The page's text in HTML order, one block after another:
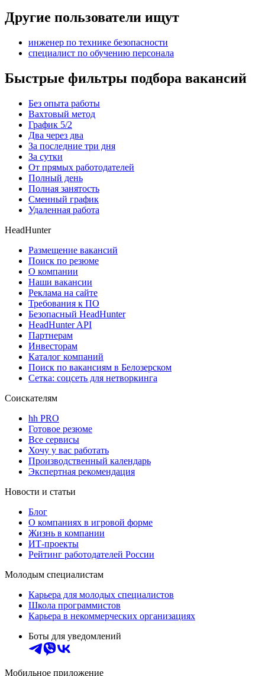
Другие пользователи ищут
инженер по технике безопасности
специалист по обучению персонала
Быстрые фильтры подбора вакансий
Без опыта работы
Вахтовый метод
График 5/2
Два через два
За последние три дня
За сутки
От прямых работодателей
Полный день
Полная занятость
Сменный график
Удаленная работа
HeadHunter
Размещение вакансий
Поиск по резюме
О компании
Наши вакансии
Реклама на сайте
Требования к ПО
Безопасный HeadHunter
HeadHunter API
Партнерам
Инвесторам
Каталог компаний
Поиск по вакансиям в Белозерском
Сетка: соцсеть для нетворкинга
Соискателям
hh PRO
Готовое резюме
Все сервисы
Хочу у вас работать
Производственный календарь
Экспертная рекомендация
Новости и статьи
Блог
О компаниях в игровой форме
Жизнь в компании
ИТ-проекты
Рейтинг работодателей России
Молодым специалистам
Карьера для молодых специалистов
Школа программистов
Карьера в некоммерческих организациях
Боты для уведомлений
Мобильное приложение